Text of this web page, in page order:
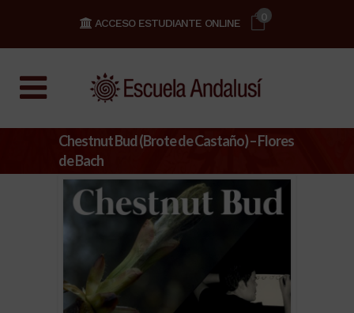
0
ACCESO ESTUDIANTE ONLINE
Chestnut Bud (Brote de Castaño) – Flores
de Bach